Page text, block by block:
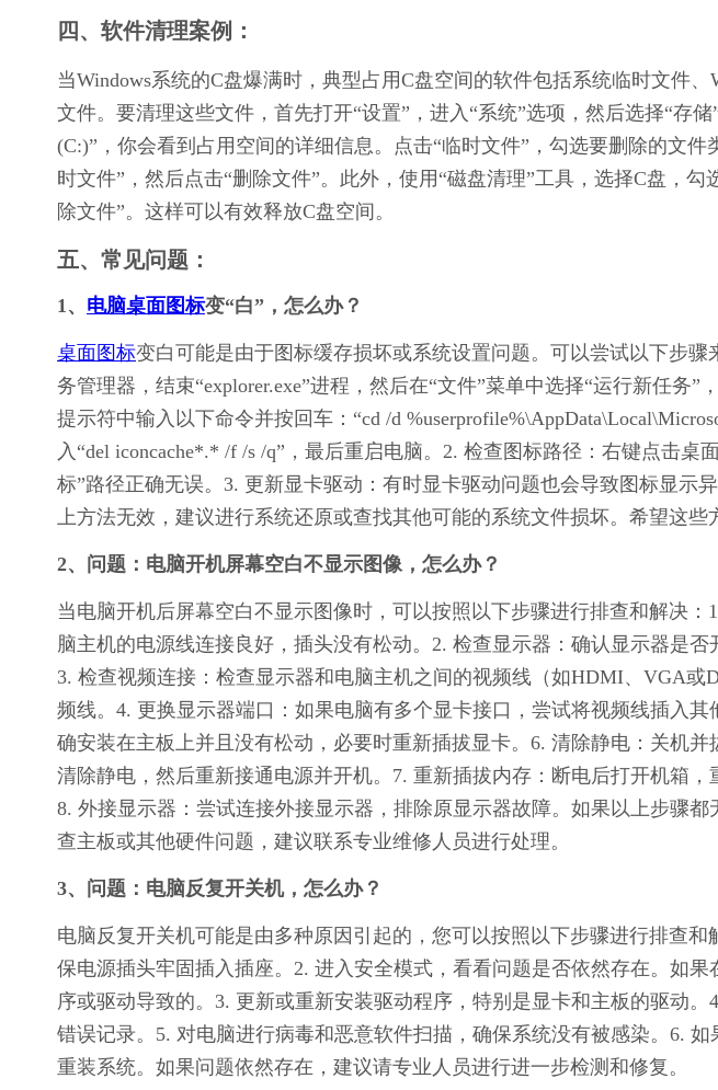
四、软件清理案例：
当Windows系统的C盘爆满时，典型占用C盘空间的软件包括系统临时文件、
文件。要清理这些文件，首先打开“设置”，进入“系统”选项，然后选择“存
(C:)”，你会看到占用空间的详细信息。点击“临时文件”，勾选要删除的文件
时文件”，然后点击“删除文件”。此外，使用“磁盘清理”工具，选择C盘，勾
除文件”。这样可以有效释放C盘空间。
五、常见问题：
1、 电脑桌面图标变“白”，怎么办？
桌面图标变白可能是由于图标缓存损坏或系统设置问题。可以尝试以下步
务管理器，结束“explorer.exe”进程，然后在“文件”菜单中选择“运行新任务”
提示符中输入以下命令并按回车：“cd /d
入“del iconcache*.* /f /s /q”，最后重启电脑。2. 检查图标路径：右键点击桌
标”路径正确无误。3. 更新显卡驱动：有时显卡驱动问题也会导致图标显示
上方法无效，建议进行系统还原或查找其他可能的系统文件损坏。希望这些
2、问题：电脑开机屏幕空白不显示图像，怎么办？
当电脑开机后屏幕空白不显示图像时，可以按照以下步骤进行排查和解决
脑主机的电源线连接良好，插头没有松动。2. 检查显示器：确认显示器是否
3. 检查视频连接：检查显示器和电脑主机之间的视频线（如HDMI、VGA或
频线。4. 更换显示器端口：如果电脑有多个显卡接口，尝试将视频线插入
确安装在主板上并且没有松动，必要时重新插拔显卡。6. 清除静电：关机
清除静电，然后重新接通电源并开机。7. 重新插拔内存：断电后打开机箱，
8. 外接显示器：尝试连接外接显示器，排除原显示器故障。如果以上步骤
查主板或其他硬件问题，建议联系专业维修人员进行处理。
3、问题：电脑反复开关机，怎么办？
电脑反复开关机可能是由多种原因引起的，您可以按照以下步骤进行排查和
保电源插头牢固插入插座。2. 进入安全模式，看看问题是否依然存在。如
序或驱动导致的。3. 更新或重新安装驱动程序，特别是显卡和主板的驱动
错误记录。5. 对电脑进行病毒和恶意软件扫描，确保系统没有被感染。6.
重装系统。如果问题依然存在，建议请专业人员进行进一步检测和修复。